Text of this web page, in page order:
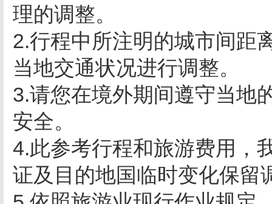
理的调整。
2.行程中所注明的城市间距
当地交通状况进行调整。
3.请您在境外期间遵守当地
安全。
4.此参考行程和旅游费用，
证及目的地国临时变化保留